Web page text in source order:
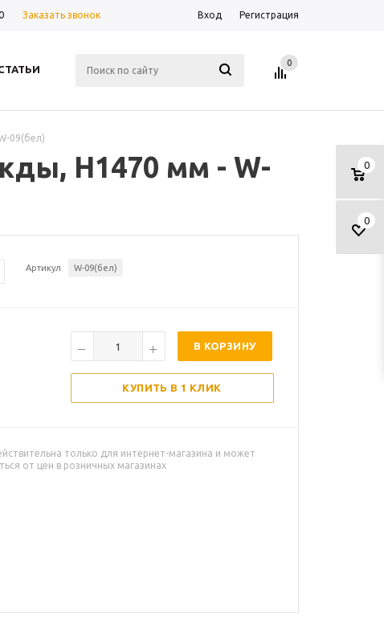
Заказать звонок Вход Регистрация
0
0
0
09(бел)
H1470 мм - W-
Артикул W-09(бел)
В КОРЗИНУ
КУПИТЬ В 1 КЛИК
только для интернет-магазина и может
от цен в розничных магазинах